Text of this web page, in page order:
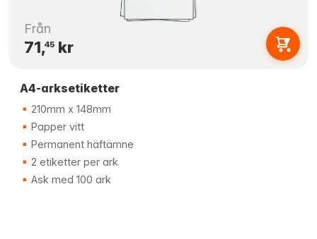
Från
71,45kr
A4-arksetiketter
210mm x 148mm
Papper vitt
Permanent häftämne
2 etiketter per ark
Ask med 100 ark